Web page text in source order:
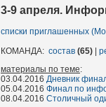
3-9 апреля.
списки приглашенных
КОМАНДА: состав (65)
материалы по теме:
03.04.2016 Дневник
05.04.2016 Финал по
08.04.2016 Столичный